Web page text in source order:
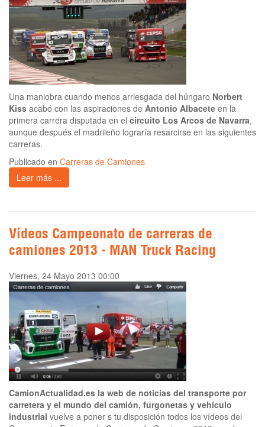
Una maniobra cuando menos arriesgada del húngaro Norbert
Kiss acabó con las aspiraciones de Antonio Albacete en la
primera carrera disputada en el circuito Los Arcos de Navarra,
aunque después el madrileño lograría resarcirse en las siguientes
carreras.
Publicado en Carreras de Camiones
Leer más ...
Vídeos Campeonato de carreras de
camiones 2013 - MAN Truck Racing
Viernes, 24 Mayo 2013 00:00
CamionActualidad.es la web de noticias del transporte por
carretera y el mundo del camión, furgonetas y vehículo
industrial vuelve a poner s tu disposición todos los vídeos del